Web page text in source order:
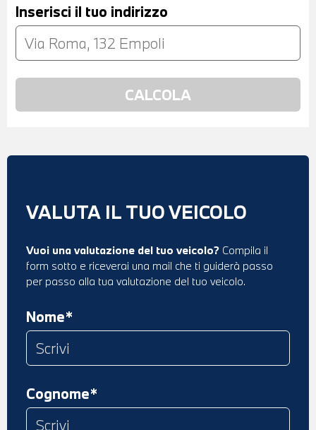
Inserisci il tuo indirizzo
VALUTA IL TUO VEICOLO
Vuoi una valutazione del tuo veicolo? Compila il
form sotto e riceverai una mail che ti guiderà passo
per passo alla tua valutazione del tuo veicolo.
Nome*
Cognome*